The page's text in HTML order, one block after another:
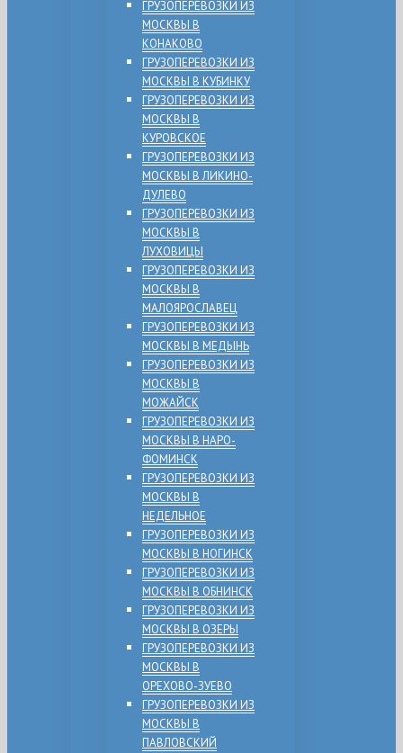
ГРУЗОПЕРЕВОЗКИ ИЗ
МОСКВЫ В
КОНАКОВО
ГРУЗОПЕРЕВОЗКИ ИЗ
МОСКВЫ В КУБИНКУ
ГРУЗОПЕРЕВОЗКИ ИЗ
МОСКВЫ В
КУРОВСКОЕ
ГРУЗОПЕРЕВОЗКИ ИЗ
МОСКВЫ В ЛИКИНО-
ДУЛЕВО
ГРУЗОПЕРЕВОЗКИ ИЗ
МОСКВЫ В
ЛУХОВИЦЫ
ГРУЗОПЕРЕВОЗКИ ИЗ
МОСКВЫ В
МАЛОЯРОСЛАВЕЦ
ГРУЗОПЕРЕВОЗКИ ИЗ
МОСКВЫ В МЕДЫНЬ
ГРУЗОПЕРЕВОЗКИ ИЗ
МОСКВЫ В
МОЖАЙСК
ГРУЗОПЕРЕВОЗКИ ИЗ
МОСКВЫ В НАРО-
ФОМИНСК
ГРУЗОПЕРЕВОЗКИ ИЗ
МОСКВЫ В
НЕДЕЛЬНОЕ
ГРУЗОПЕРЕВОЗКИ ИЗ
МОСКВЫ В НОГИНСК
ГРУЗОПЕРЕВОЗКИ ИЗ
МОСКВЫ В ОБНИНСК
ГРУЗОПЕРЕВОЗКИ ИЗ
МОСКВЫ В ОЗЕРЫ
ГРУЗОПЕРЕВОЗКИ ИЗ
МОСКВЫ В
ОРЕХОВО-ЗУЕВО
ГРУЗОПЕРЕВОЗКИ ИЗ
МОСКВЫ В
ПАВЛОВСКИЙ